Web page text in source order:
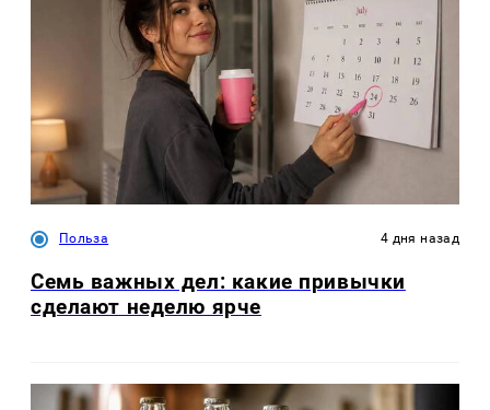
Польза 4 дня назад
Семь важных дел: какие привычки
сделают неделю ярче